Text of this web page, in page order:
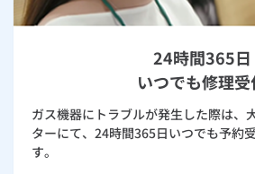
24時間365日
いつでも修理受
ガス機器にトラブルが発生した際は、
ターにて、24時間365日いつでも予約
す。